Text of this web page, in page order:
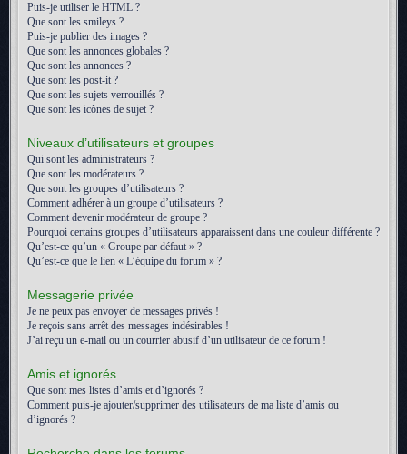
Puis-je utiliser le HTML ?
Que sont les smileys ?
Puis-je publier des images ?
Que sont les annonces globales ?
Que sont les annonces ?
Que sont les post-it ?
Que sont les sujets verrouillés ?
Que sont les icônes de sujet ?
Niveaux d’utilisateurs et groupes
Qui sont les administrateurs ?
Que sont les modérateurs ?
Que sont les groupes d’utilisateurs ?
Comment adhérer à un groupe d’utilisateurs ?
Comment devenir modérateur de groupe ?
Pourquoi certains groupes d’utilisateurs apparaissent dans une couleur différente ?
Qu’est-ce qu’un « Groupe par défaut » ?
Qu’est-ce que le lien « L’équipe du forum » ?
Messagerie privée
Je ne peux pas envoyer de messages privés !
Je reçois sans arrêt des messages indésirables !
J’ai reçu un e-mail ou un courrier abusif d’un utilisateur de ce forum !
Amis et ignorés
Que sont mes listes d’amis et d’ignorés ?
Comment puis-je ajouter/supprimer des utilisateurs de ma liste d’amis ou
d’ignorés ?